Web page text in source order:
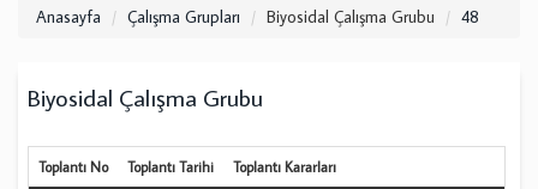
this
Anasayfa Çalışma Grupları Biyosidal Çalışma Grubu 48
Biyosidal Çalışma Grubu
Toplantı No Toplantı Tarihi Toplantı Kararları